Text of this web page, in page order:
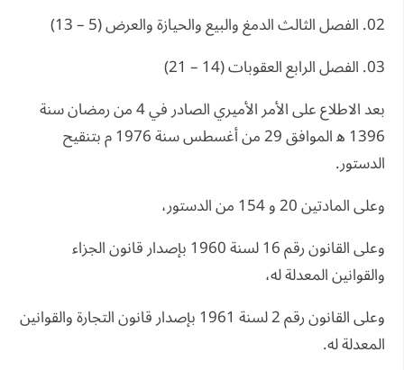
02. الفصل الثالث الدمغ والبيع والحيازة والعرض (5 – 13)
03. الفصل الرابع العقوبات (14 – 21)
بعد الاطلاع على الأمر الأميري الصادر في 4 من رمضان سنة
1396 ﻫ الموافق 29 من أغسطس سنة 1976 م بتنقيح
الدستور.
وعلى المادتين 20 و 154 من الدستور،
وعلى القانون رقم 16 لسنة 1960 بإصدار قانون الجزاء
والقوانين المعدلة له،
وعلى القانون رقم 2 لسنة 1961 بإصدار قانون التجارة والقوانين
المعدلة له.